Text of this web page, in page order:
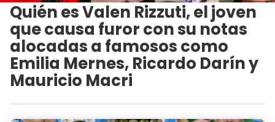
Quién es Valen Rizzuti, el joven
que causa furor con su notas
alocadas a famosos como
Emilia Mernes, Ricardo Darín y
Mauricio Macri